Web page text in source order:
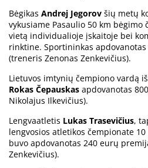
Bėgikas Andrej Jegorov šių metų
vykusiame Pasaulio 50 km bėgimo
vietą individualioje įskaitoje bei
rinktine. Sportininkas
(treneris Zenonas Zenkevičius).
Lietuvos imtynių čempiono vardą
Rokas Čepauskas apdovanotas
Nikolajus Ilkevičius).
Lengvaatletis Lukas Trasevičius,
lengvosios atletikos čempionate
buvo apdovanotas 240 eurų
Zenkevičius).